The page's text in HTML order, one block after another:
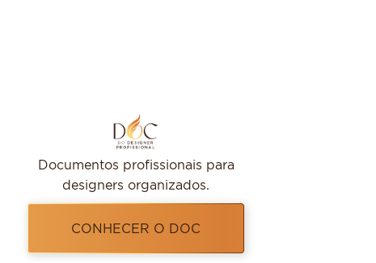
Documentos profissionais para
designers organizados.
CONHECER O DOC